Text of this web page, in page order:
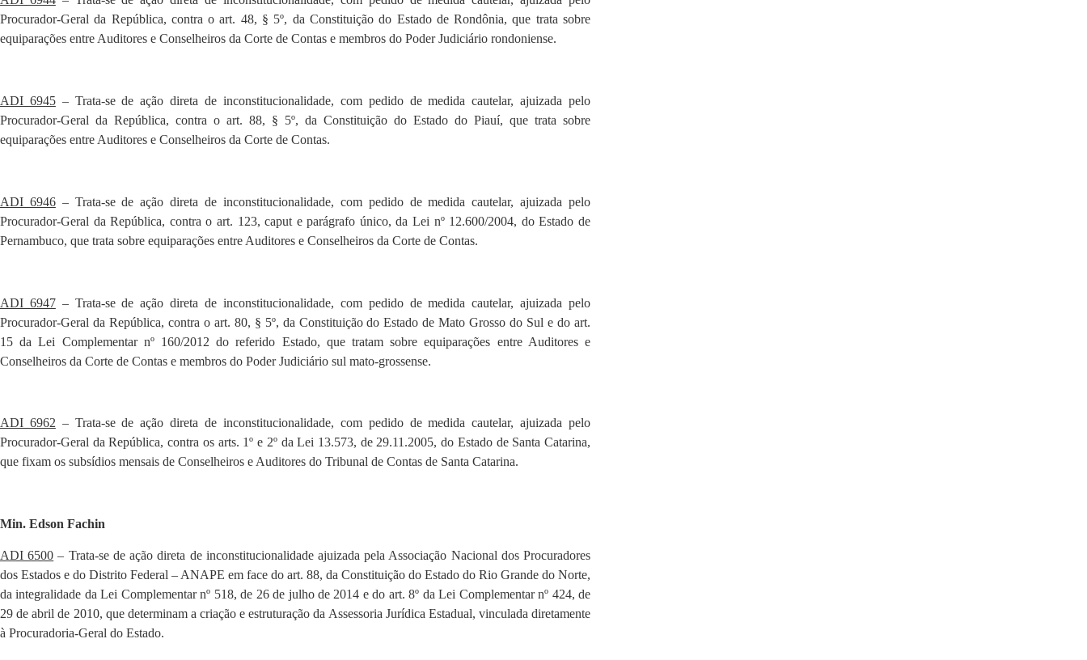
Procurador-Geral da República, contra o art. 48, § 5º, da Constituição do Estado de Rondônia, que trata sobre
equiparações entre Auditores e Conselheiros da Corte de Contas e membros do Poder Judiciário rondoniense.
ADI 6945– Trata-se de ação direta de inconstitucionalidade, com pedido de medida cautelar, ajuizada pelo
Procurador-Geral da República, contra o art. 88, § 5º, da Constituição do Estado do Piauí, que trata sobre
equiparações entre Auditores e Conselheiros da Corte de Contas.
ADI 6946– Trata-se de ação direta de inconstitucionalidade, com pedido de medida cautelar, ajuizada pelo
Procurador-Geral da República, contra o art. 123, caput e parágrafo único, da Lei nº 12.600/2004, do Estado de
Pernambuco, que trata sobre equiparações entre Auditores e Conselheiros da Corte de Contas.
ADI 6947– Trata-se de ação direta de inconstitucionalidade, com pedido de medida cautelar, ajuizada pelo
Procurador-Geral da República, contra o art. 80, § 5º, da Constituição do Estado de Mato Grosso do Sul e do art.
15 da Lei Complementar nº 160/2012 do referido Estado, que tratam sobre equiparações entre Auditores e
Conselheiros da Corte de Contas e membros do Poder Judiciário sul mato-grossense.
ADI 6962 – Trata-se de ação direta de inconstitucionalidade, com pedido de medida cautelar, ajuizada pelo
Procurador-Geral da República, contra os arts. 1º e 2º da Lei 13.573, de 29.11.2005, do Estado de Santa Catarina,
que fixam os subsídios mensais de Conselheiros e Auditores do Tribunal de Contas de Santa Catarina.
Min. Edson Fachin
ADI 6500 – Trata-se de ação direta de inconstitucionalidade ajuizada pela Associação Nacional dos Procuradores
dos Estados e do Distrito Federal – ANAPE em face do art. 88, da Constituição do Estado do Rio Grande do Norte,
da integralidade da Lei Complementar nº 518, de 26 de julho de 2014 e do art. 8º da Lei Complementar nº 424, de
29 de abril de 2010, que determinam a criação e estruturação da Assessoria Jurídica Estadual, vinculada diretamente
à Procuradoria-Geral do Estado.